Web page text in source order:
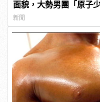
面貌，大勢男團「原子
新聞